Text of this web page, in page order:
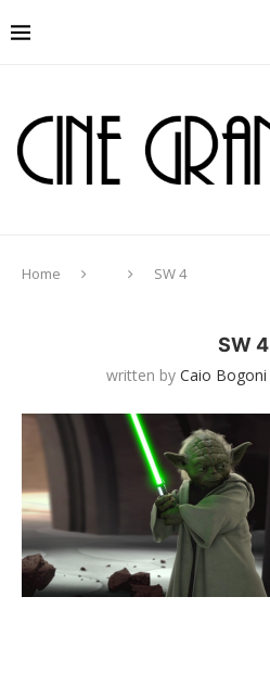
Home SW 4
SW 4
written by Caio Bogoni